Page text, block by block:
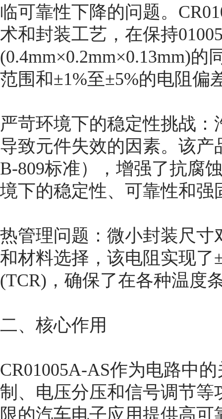
临可靠性下降的问题。
术和封装工艺，在保持
(0.4mm×0.2mm×0.13mm)
范围和±1%至±5%的电阻偏
严苛环境下的稳定性挑战
导致元件失效的因素。该
B-809标准），增强了抗腐
境下的稳定性、可靠性和强
热管理问题：微小封装尺
和材料选择，该电阻实现了
(TCR)，确保了在各种温度
二、核心作用
CR01005A-AS作为电路中
制、电压分压和信号调节
限的汽车电子应用提供高